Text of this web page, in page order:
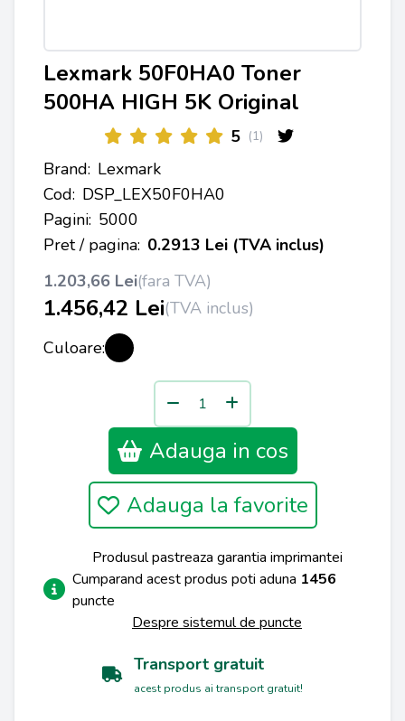
Lexmark 50F0HA0 Toner
500HA HIGH 5K Original
5 (1)
Brand: Lexmark
Cod: DSP_LEX50F0HA0
Pagini: 5000
Pret / pagina: 0.2913 Lei (TVA inclus)
1.203,66 Lei(fara TVA)
1.456,42 Lei(TVA inclus)
Culoare:
Adauga in cos
Adauga la favorite
Produsul pastreaza garantia imprimantei
Cumparand acest produs poti aduna 1456
puncte
Despre sistemul de puncte
Transport gratuit
acest produs ai transport gratuit!